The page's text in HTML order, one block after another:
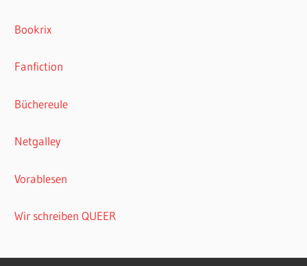
Bookrix
Fanfiction
Büchereule
Netgalley
Vorablesen
Wir schreiben QUEER